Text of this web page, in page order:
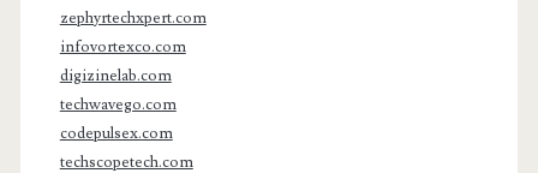
zephyrtechxpert.com
infovortexco.com
digizinelab.com
techwavego.com
codepulsex.com
techscopetech.com